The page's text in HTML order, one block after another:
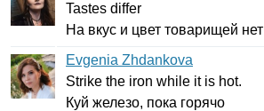
Tastes differ
На вкус и цвет товарищей нет
Evgenia Zhdankova
Strike the iron while it is hot.
Куй железо, пока горячо